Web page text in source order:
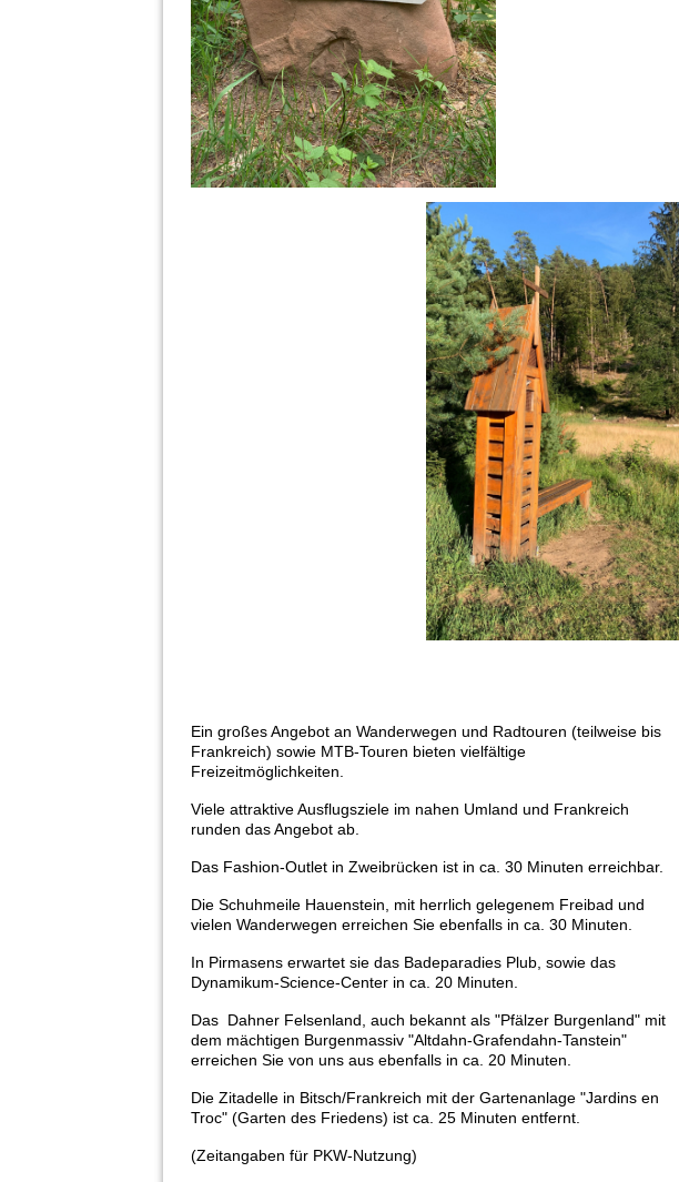
Ein großes Angebot an Wanderwegen und Radtouren (teilweise bis
Frankreich) sowie MTB-Touren bieten vielfältige
Freizeitmöglichkeiten.
Viele attraktive Ausflugsziele im nahen Umland und Frankreich
runden das Angebot ab.
Das Fashion-Outlet in Zweibrücken ist in ca. 30 Minuten erreichbar.
Die Schuhmeile Hauenstein, mit herrlich gelegenem Freibad und
vielen Wanderwegen erreichen Sie ebenfalls in ca. 30 Minuten.
In Pirmasens erwartet sie das Badeparadies Plub, sowie das
Dynamikum-Science-Center in ca. 20 Minuten.
Das Dahner Felsenland, auch bekannt als "Pfälzer Burgenland" mit
dem mächtigen Burgenmassiv "Altdahn-Grafendahn-Tanstein"
erreichen Sie von uns aus ebenfalls in ca. 20 Minuten.
Die Zitadelle in Bitsch/Frankreich mit der Gartenanlage "Jardins en
Troc" (Garten des Friedens) ist ca. 25 Minuten entfernt.
(Zeitangaben für PKW-Nutzung)